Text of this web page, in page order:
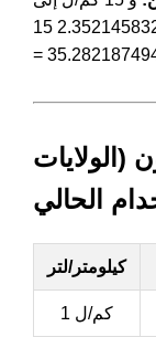
15 كم/ل = 15 × 2.35214583294756 MPG (الولايات المتحدة)
(الولايات
الحالي
كيلومتر/لتر
1 كم/ل